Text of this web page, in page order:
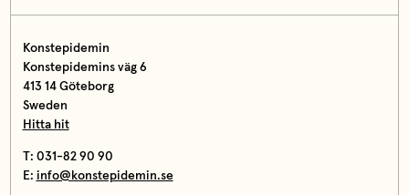
Konstepidemin
Konstepidemins väg 6
413 14 Göteborg
Sweden
Hitta hit
T: 031-82 90 90
E: info@konstepidemin.se